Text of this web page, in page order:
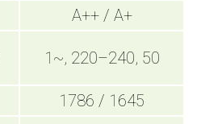
A++ / A+
1~, 220–240, 50
1786 / 1645